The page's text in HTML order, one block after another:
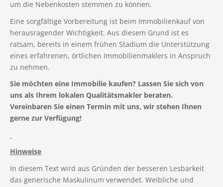
um die Nebenkosten stemmen zu können.
Eine sorgfältige Vorbereitung ist beim Immobilienkauf von
herausragender Wichtigkeit. Aus diesem Grund ist es
ratsam, bereits in einem frühen Stadium die Unterstützung
eines erfahrenen, örtlichen Immobilienmaklers in Anspruch
zu nehmen.
Sie möchten eine Immobilie kaufen? Lassen Sie sich von
uns als Ihrem lokalen Qualitätsmakler beraten.
Vereinbaren Sie einen Termin mit uns, wir stehen Ihnen
gerne zur Verfügung!
Hinweise
In diesem Text wird aus Gründen der besseren Lesbarkeit
das generische Maskulinum verwendet. Weibliche und